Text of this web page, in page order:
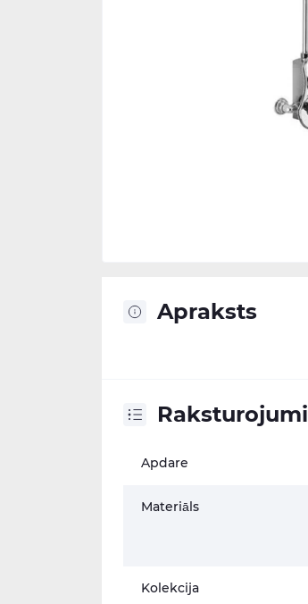
Apraksts
Raksturojumi
Apdare
Materiāls
Kolekcija